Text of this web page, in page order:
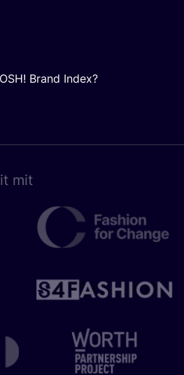
Brand Index?
mit